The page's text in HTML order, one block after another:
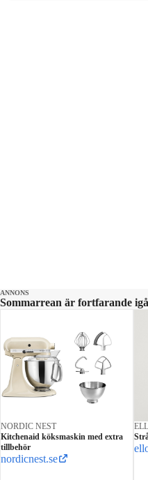
ANNONS
Sommarrean är fortfarande
NORDIC NEST
Kitchenaid köksmaskin med extra
tillbehör
nordicnest.se